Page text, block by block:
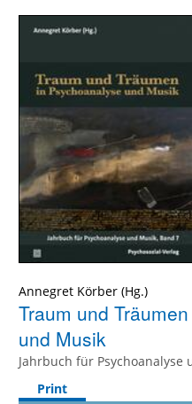
Annegret Körber
Traum und
und Musik
Jahrbuch für Psychoanalyse
Print